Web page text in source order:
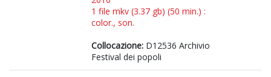
1 file mkv (3.37 gb) (50 min.) :
color., son.
Collocazione: D12536 Archivio
Festival dei popoli